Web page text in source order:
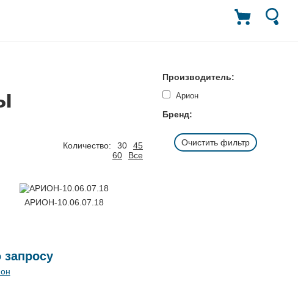
Производитель:
Арион
Бренд:
Очистить фильтр
Количество: 30
45
60
Все
АРИОН-10.06.07.18
запросу